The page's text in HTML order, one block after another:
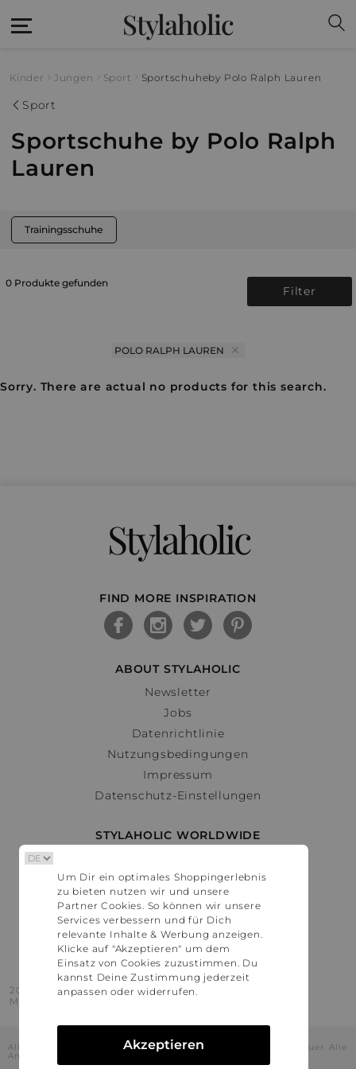
Stylaholic
Kinder Jungen Sport Sportschuheby Polo Ralph Lauren
Sport
Sportschuhe by Polo Ralph
Lauren
Trainingsschuhe
0 Produkte gefunden
Filter
POLO RALPH LAUREN
Sorry. There are actual no products for this search.
Stylaholic
FIND MORE INSPIRATION
ABOUT STYLAHOLIC
Newsletter
Jobs
Datenrichtlinie
Nutzungsbedingungen
Impressum
Datenschutz-Einstellungen
STYLAHOLIC WORLDWIDE
Österreich
Schweiz
France
United States
2016 - 2026 © Stylaholic.
Made for you with love in munich.
Alle Preise inkl. der jeweils geltenden gesetzlichen Mehrwertsteuer. Alle
Angaben ohne Gewähr.
Um Dir ein optimales Shoppingerlebnis
zu bieten nutzen wir und unsere
Partner Cookies. So können wir unsere
Services verbessern und für Dich
relevante Inhalte & Werbung anzeigen.
Klicke auf "Akzeptieren" um dem
Einsatz von Cookies zuzustimmen. Du
kannst Deine Zustimmung jederzeit
anpassen oder widerrufen.
Akzeptieren